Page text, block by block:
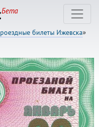
Бета
билеты Ижевска»